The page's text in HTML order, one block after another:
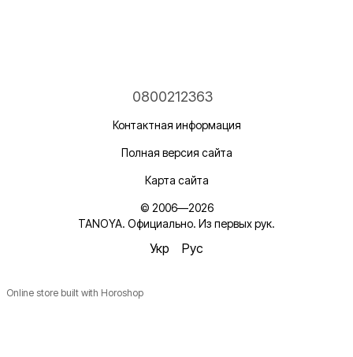
0800212363
Контактная информация
Полная версия сайта
Карта сайта
© 2006—2026
TANOYA. Официально. Из первых рук.
Укр Рус
Online store built with Horoshop